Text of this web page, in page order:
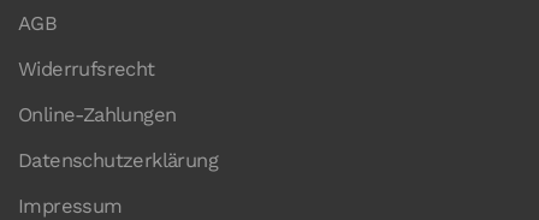
AGB
Widerrufsrecht
Online-Zahlungen
Datenschutzerklärung
Impressum